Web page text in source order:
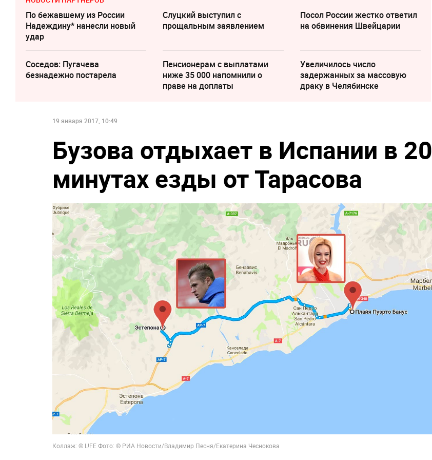
По бежавшему из России
Надеждину* нанесли новый
удар
Слуцкий выступил с
прощальным заявлением
Посол России жестко ответил
на обвинения Швейцарии
Соседов: Пугачева
безнадежно постарела
Пенсионерам с выплатами
ниже 35 000 напомнили о
праве на доплаты
Увеличилось число
задержанных за массовую
драку в Челябинске
19 января 2017, 10:49
Бузова отдыхает в Испании в 20
минутах езды от Тарасова
Коллаж: © L!FE Фото: © РИА Новости/Владимир Песня/Екатерина Чеснокова